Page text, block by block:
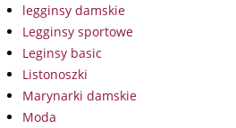
legginsy damskie
Legginsy sportowe
Leginsy basic
Listonoszki
Marynarki damskie
Moda